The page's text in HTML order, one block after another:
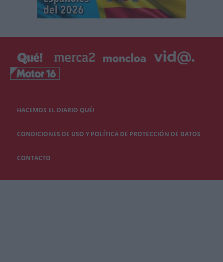
HACEMOS EL DIARIO QUÉ!
CONDICIONES DE USO Y POLÍTICA DE PROTECCIÓN DE DATOS
CONTACTO